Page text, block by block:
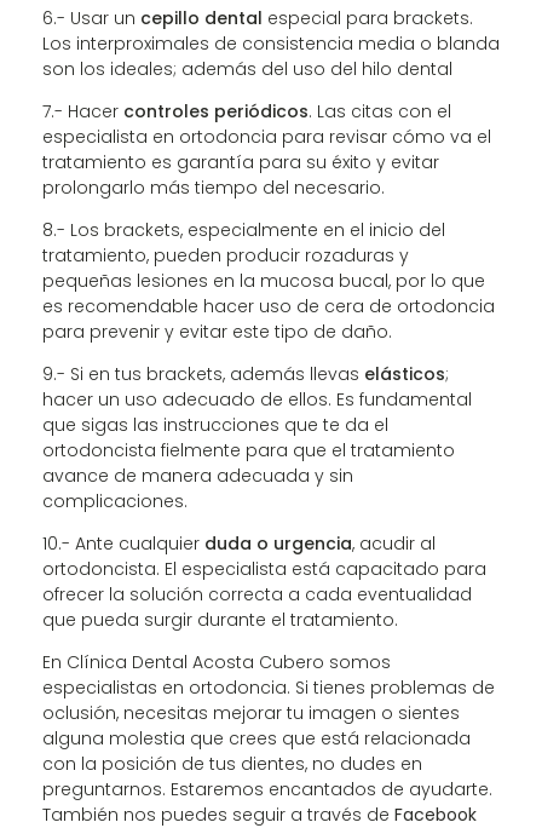
6.- Usar un cepillo dental especial para brackets.
Los interproximales de consistencia media o blanda
son los ideales; además del uso del hilo dental
7.- Hacer controles periódicos. Las citas con el
especialista en ortodoncia para revisar cómo va el
tratamiento es garantía para su éxito y evitar
prolongarlo más tiempo del necesario.
8.- Los brackets, especialmente en el inicio del
tratamiento, pueden producir rozaduras y
pequeñas lesiones en la mucosa bucal, por lo que
es recomendable hacer uso de cera de ortodoncia
para prevenir y evitar este tipo de daño.
9.- Si en tus brackets, además llevas elásticos;
hacer un uso adecuado de ellos. Es fundamental
que sigas las instrucciones que te da el
ortodoncista fielmente para que el tratamiento
avance de manera adecuada y sin
complicaciones.
10.- Ante cualquier duda o urgencia, acudir al
ortodoncista. El especialista está capacitado para
ofrecer la solución correcta a cada eventualidad
que pueda surgir durante el tratamiento.
En Clínica Dental Acosta Cubero somos
especialistas en ortodoncia. Si tienes problemas de
oclusión, necesitas mejorar tu imagen o sientes
alguna molestia que crees que está relacionada
con la posición de tus dientes, no dudes en
preguntarnos. Estaremos encantados de ayudarte.
También nos puedes seguir a través de Facebook